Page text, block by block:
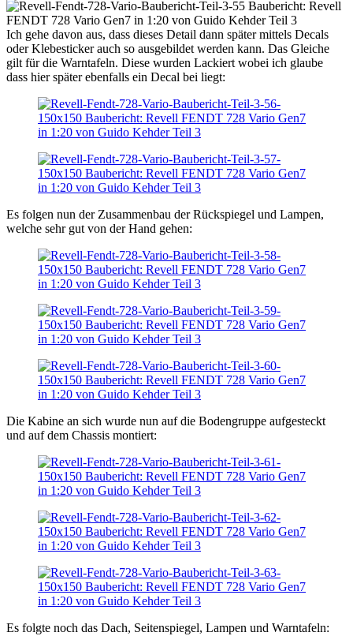
Ich gehe davon aus, dass dieses Detail dann später mittels Decals
oder Klebesticker auch so ausgebildet werden kann. Das Gleiche
gilt für die Warntafeln. Diese wurden Lackiert wobei ich glaube
dass hier später ebenfalls ein Decal bei liegt:
Es folgen nun der Zusammenbau der Rückspiegel und Lampen,
welche sehr gut von der Hand gehen:
Die Kabine an sich wurde nun auf die Bodengruppe aufgesteckt
und auf dem Chassis montiert:
Es folgte noch das Dach, Seitenspiegel, Lampen und Warntafeln: